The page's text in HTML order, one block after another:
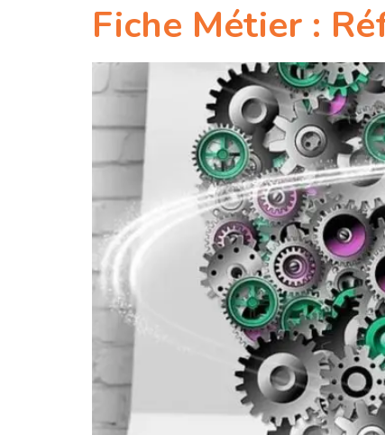
Fiche Métier :